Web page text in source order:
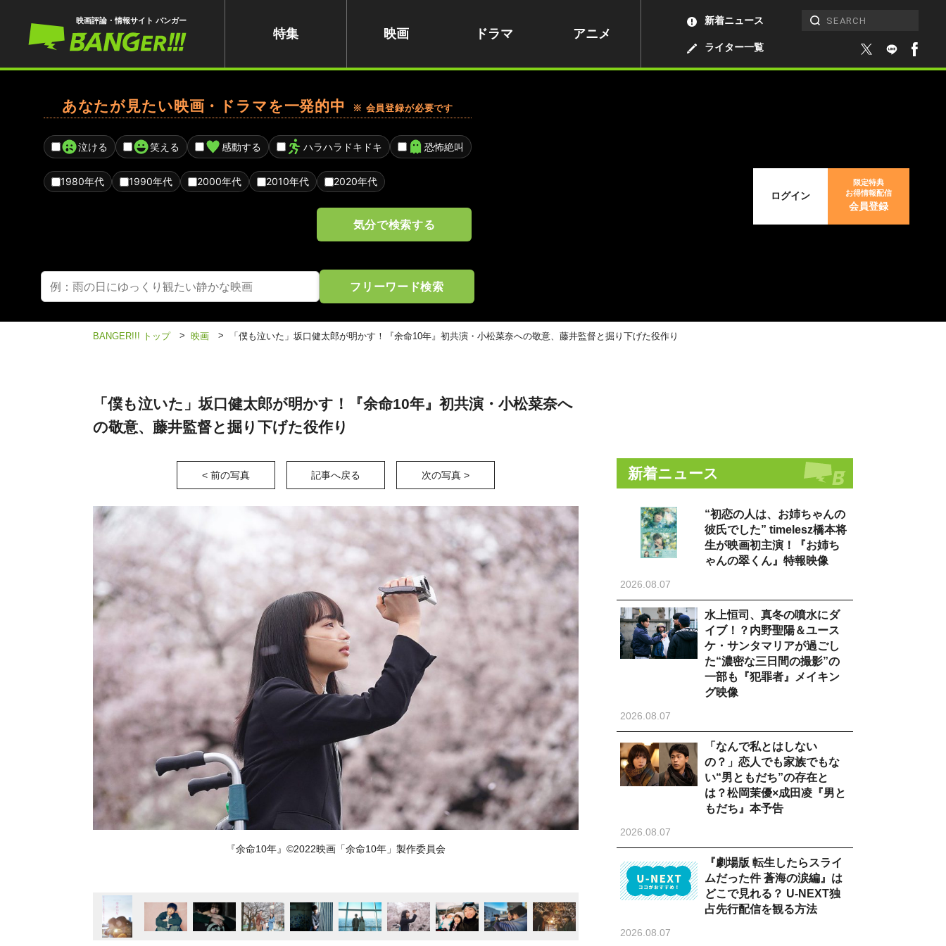
映画評論・情報サイト バンガー
特集 映画 ドラマ アニメ
ライター一覧
新着ニュース
あなたが見たい映画・ドラマを一発的中 ※ 会員登録が必要です
泣ける 笑える 感動する ハラハラドキドキ 恐怖絶叫
1980年代 1990年代 2000年代 2010年代 2020年代
気分で検索する
フリーワード検索
ログイン
限定特典
お得情報配信
会員登録
BANGER!!! トップ > 映画 > 「僕も泣いた」坂口健太郎が明かす！『余命10年』初共演・小松菜奈への敬意、藤井監督と掘り下げた役作り
「僕も泣いた」坂口健太郎が明かす！『余命10年』初共演・小松菜奈へ
の敬意、藤井監督と掘り下げた役作り
< 前の写真 記事へ戻る 次の写真 >
『余命10年』©2022映画「余命10年」製作委員会
新着ニュース
“初恋の人は、お姉ちゃんの
彼氏でした” timelesz橋本将
生が映画初主演！『お姉ち
ゃんの翠くん』特報映像
2026.08.07
水上恒司、真冬の噴水にダ
イブ！？内野聖陽＆ユース
ケ・サンタマリアが過ごし
た“濃密な三日間の撮影”の
一部も『犯罪者』メイキン
グ映像
2026.08.07
「なんで私とはしない
の？」恋人でも家族でもな
い“男ともだち”の存在と
は？松岡茉優×成田凌『男と
もだち』本予告
2026.08.07
『劇場版 転生したらスライ
ムだった件 蒼海の涙編』は
どこで見れる？ U-NEXT独
占先行配信を観る方法
2026.08.07